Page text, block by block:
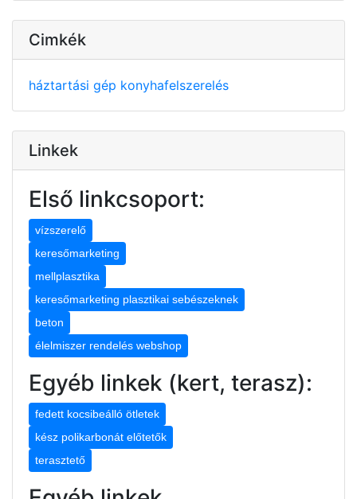
Cimkék
háztartási gép konyhafelszerelés
Linkek
Első linkcsoport:
vízszerelő
keresőmarketing
mellplasztika
keresőmarketing plasztikai sebészeknek
beton
élelmiszer rendelés webshop
Egyéb linkek (kert, terasz):
fedett kocsibeálló ötletek
kész polikarbonát előtetők
terasztető